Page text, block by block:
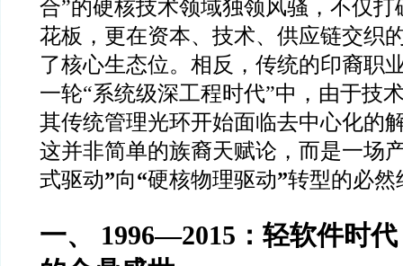
合”的硬核技术领域独领风骚，不仅
花板，更在资本、技术、供应链交织
了核心生态位。相反，传统的印裔职
一轮“系统级深工程时代”中，由于技
其传统管理光环开始面临去中心化的
这并非简单的族裔天赋论，而是一场
式驱动”向“硬核物理驱动”转型的必然
一、 1996—2015：轻软件时